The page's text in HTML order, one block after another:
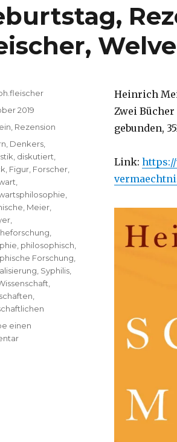
Heinrich
Zwei Bücher
gebunden,
Link:
2019
Rezension
Denkers
diskutiert
Figur Forscher
Meier
philosophisch
Forschung
Syphilis
einen
zu